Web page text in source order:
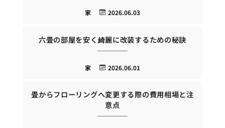
2026.06.03
家
六畳の部屋を安く綺麗に改装するための秘訣
2026.06.01
家
畳からフローリングへ変更する際の費用相場と注
意点